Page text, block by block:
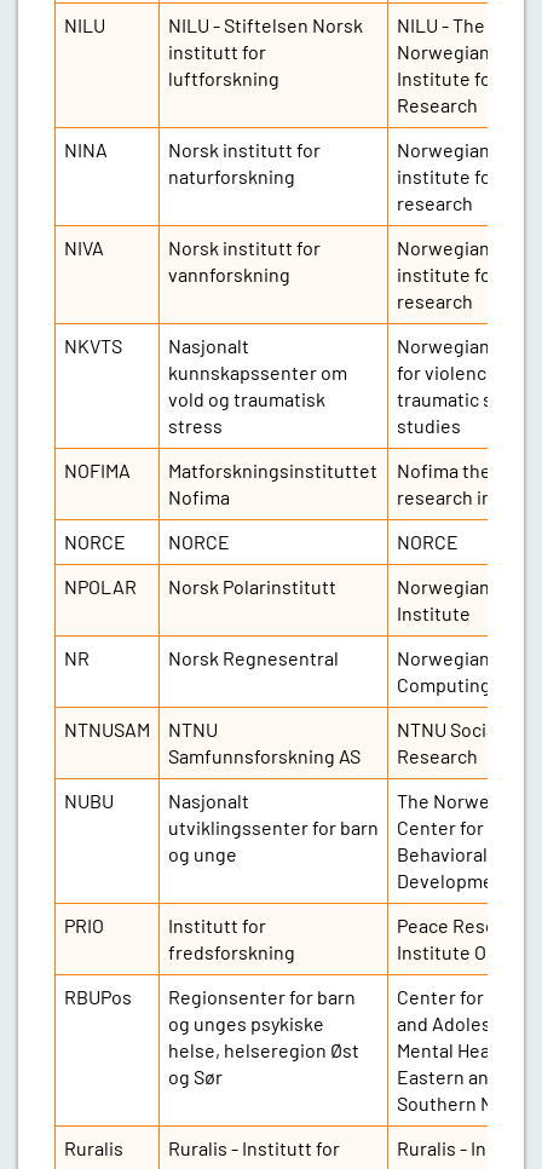
NILU
NILU - Stiftelsen Norsk
institutt for
luftforskning
NILU - The
Norwegian
Institute for Air
Research
NINA
Norsk institutt for
naturforskning
Norwegian
institute for
research
NIVA
Norsk institutt for
vannforskning
Norwegian
institute for
research
NKVTS
Nasjonalt
kunnskapssenter om
vold og traumatisk
stress
Norwegian
for violence and
traumatic stress
studies
NOFIMA
Matforskningsinstituttet
Nofima
Nofima the food
research
NORCE
NORCE
NORCE
NPOLAR
Norsk Polarinstitutt
Norwegian Polar
Institute
NR
Norsk Regnesentral
Norwegian
Computing
NTNUSAM
NTNU
Samfunnsforskning AS
NTNU Social
Research
NUBU
Nasjonalt
utviklingssenter for barn
og unge
The Norwegian
Center for Child
Behavioral
Development
PRIO
Institutt for
fredsforskning
Peace Research
Institute Oslo
RBUPos
Regionsenter for barn
og unges psykiske
helse, helseregion Øst
og Sør
Center for Child
and Adolescent
Mental Health,
Eastern and
Southern
Ruralis
Ruralis - Institutt for
Ruralis -